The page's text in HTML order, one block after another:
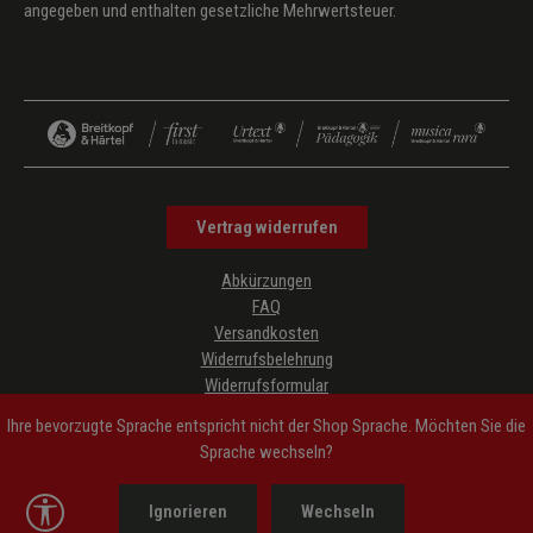
angegeben und enthalten gesetzliche Mehrwertsteuer.
Vertrag widerrufen
Abkürzungen
FAQ
Versandkosten
Widerrufsbelehrung
Widerrufsformular
AGB
Impressum
Hinweise zur Barrierefreiheit
Cookie-Einstellungen
Ihre bevorzugte Sprache entspricht nicht der Shop Sprache. Möchten Sie die
Sprache wechseln?
Ignorieren Wechseln
Werkzeugleiste anzeigen